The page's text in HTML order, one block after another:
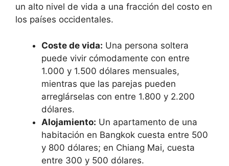
un alto nivel de vida a una fracción del costo en
los países occidentales.
Coste de vida: Una persona soltera
puede vivir cómodamente con entre
1.000 y 1.500 dólares mensuales,
mientras que las parejas pueden
arreglárselas con entre 1.800 y 2.200
dólares.
Alojamiento: Un apartamento de una
habitación en Bangkok cuesta entre 500
y 800 dólares; en Chiang Mai, cuesta
entre 300 y 500 dólares.